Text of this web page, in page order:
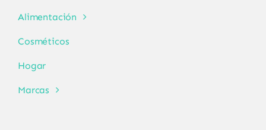
Alimentación
Cosméticos
Hogar
Marcas